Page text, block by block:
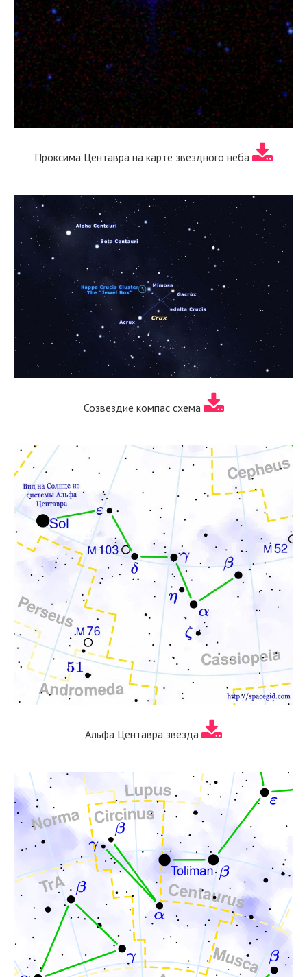
Проксима Центавра на карте звездного неба
Созвездие компас схема
Альфа Центавра звезда